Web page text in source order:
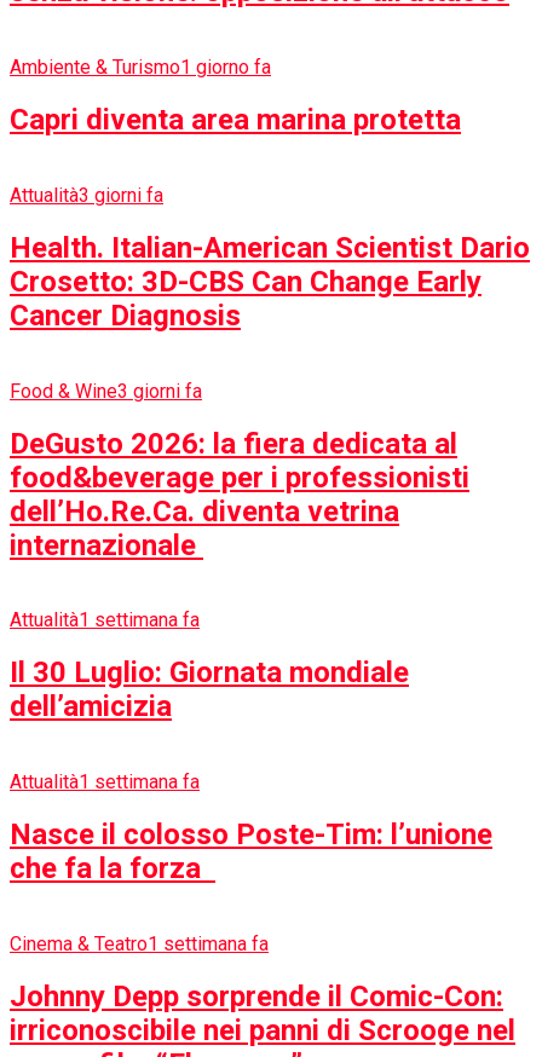
Nasce il colosso Poste-Tim: l’unione
che fa la forza
Cinema & Teatro1 settimana fa
Johnny Depp sorprende il Comic-Con:
irriconoscibile nei panni di Scrooge nel
nuovo film “Ebenezer”
Salute1 settimana fa
Salute. Il ricercatore Dario Crosetto: «Il
3D-CBS può cambiare la diagnosi
precoce del cancro»
banalità globale? – The paradox of
Odysseus: from Homer to global
Attualità5 anni fa
Puglia. Disastro ambientale in Gargano:
miticoltura
Attualità5 anni fa